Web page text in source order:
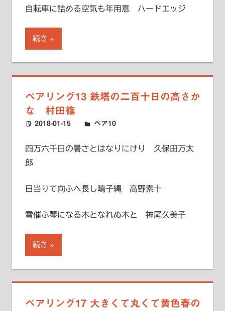
自転車に詰める空気も年用意 ハードエッジ
続き
ペアリング13 鉄塔の二百十日の高さか
な 村田篠
2018-01-15 ハードエッジ
ペア10
四万六千日の暑さとはなりにけり 久保田万太
郎
日当りて向ふへ長し鳴子縄 高野素十
雪催ふ琴になる木となれぬ木と 神尾久美子
続き
ペアリング17 大きくて丸くて黄色春の